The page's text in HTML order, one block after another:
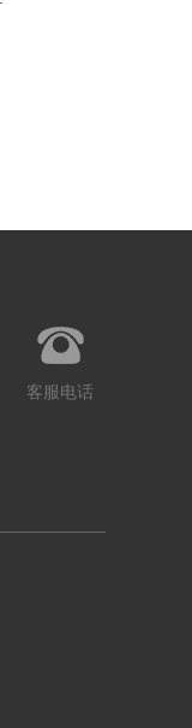
客服电话